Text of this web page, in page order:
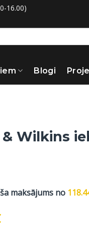
16.00)
Blogi
Wilkins
maksājums no